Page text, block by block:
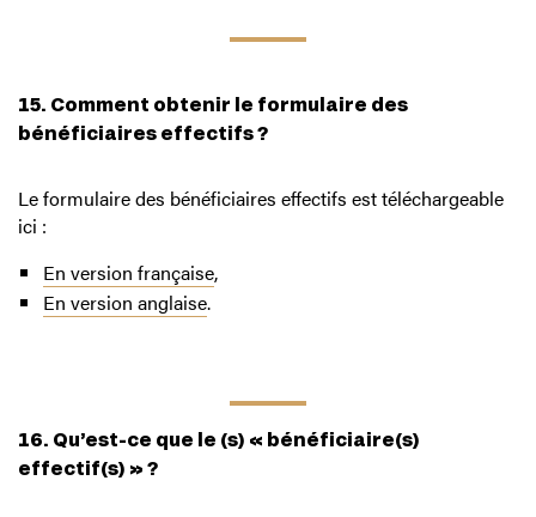
15. Comment obtenir le formulaire des
bénéficiaires effectifs ?
Le formulaire des bénéficiaires effectifs est téléchargeable
ici :
En version française,
En version anglaise.
16. Qu’est-ce que le (s) « bénéficiaire(s)
effectif(s) » ?